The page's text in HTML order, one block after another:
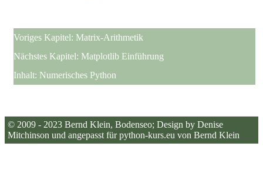
Voriges Kapitel: Matrix-Arithmetik
Nächstes Kapitel: Matplotlib Einführung
Inhalt: Numerisches Python
© 2009 - 2023 Bernd Klein, Bodenseo; Design by Denise
Mitchinson und angepasst für python-kurs.eu von Bernd Klein